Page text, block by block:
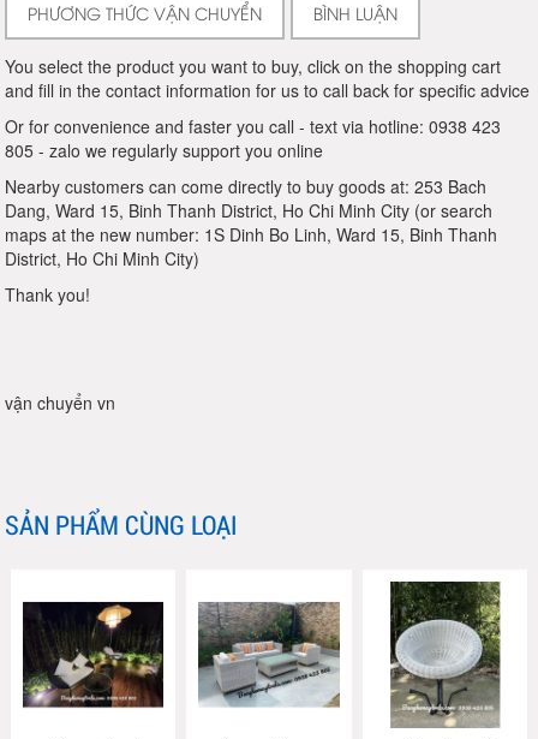
PHƯƠNG THỨC VẬN CHUYỂN BÌNH LUẬN
You select the product you want to buy, click on the shopping cart
and fill in the contact information for us to call back for specific advice
Or for convenience and faster you call - text via hotline: 0938 423
805 - zalo we regularly support you online
Nearby customers can come directly to buy goods at: 253 Bach
Dang, Ward 15, Binh Thanh District, Ho Chi Minh City (or search
maps at the new number: 1S Dinh Bo Linh, Ward 15, Binh Thanh
District, Ho Chi Minh City)
Thank you!
vận chuyển vn
SẢN PHẨM CÙNG LOẠI